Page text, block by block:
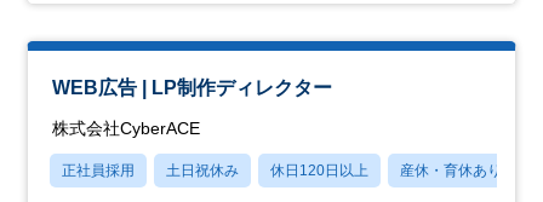
WEB広告 | LP制作ディレクター
株式会社CyberACE
正社員採用 土日祝休み 休日120日以上 産休・育休あり